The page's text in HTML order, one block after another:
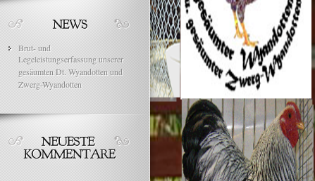
Brut- und
Legeleistungserfassung unserer
gesäumten Dt. Wyandotten und
Zwerg-Wyandotten